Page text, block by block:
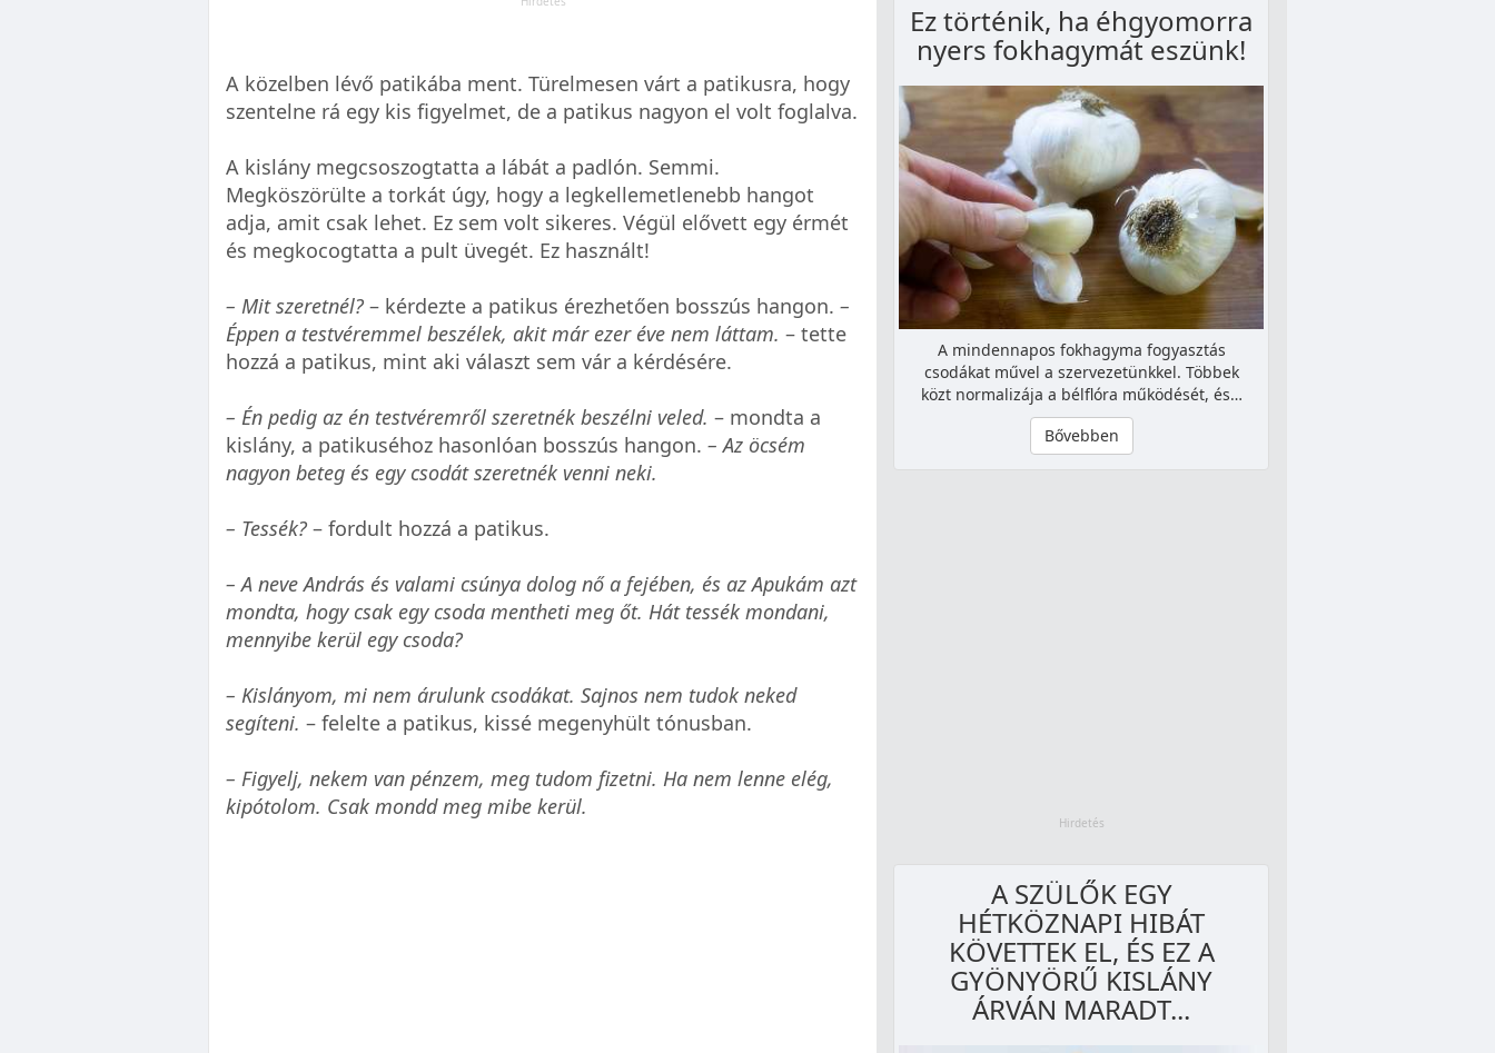
A közelben lévő patikába ment. Türelmesen várt a patikusra, hogy
szentelne rá egy kis figyelmet, de a patikus nagyon el volt foglalva.
A kislány megcsoszogtatta a lábát a padlón. Semmi.
Megköszörülte a torkát úgy, hogy a legkellemetlenebb hangot
adja, amit csak lehet. Ez sem volt sikeres. Végül elővett egy érmét
és megkocogtatta a pult üvegét. Ez használt!
– Mit szeretnél? – kérdezte a patikus érezhetően bosszús hangon. –
Éppen a testvéremmel beszélek, akit már ezer éve nem láttam. – tette
hozzá a patikus, mint aki választ sem vár a kérdésére.
– Én pedig az én testvéremről szeretnék beszélni veled. – mondta a
kislány, a patikuséhoz hasonlóan bosszús hangon. – Az öcsém
nagyon beteg és egy csodát szeretnék venni neki.
– Tessék? – fordult hozzá a patikus.
– A neve András és valami csúnya dolog nő a fejében, és az Apukám azt
mondta, hogy csak egy csoda mentheti meg őt. Hát tessék mondani,
mennyibe kerül egy csoda?
– Kislányom, mi nem árulunk csodákat. Sajnos nem tudok neked
segíteni. – felelte a patikus, kissé megenyhült tónusban.
– Figyelj, nekem van pénzem, meg tudom fizetni. Ha nem lenne elég,
kipótolom. Csak mondd meg mibe kerül.
Ez történik, ha éhgyomorra
nyers fokhagymát eszünk!
A mindennapos fokhagyma fogyasztás
csodákat művel a szervezetünkkel. Többek
közt normalizája a bélflóra működését, és…
Bővebben
A SZÜLŐK EGY
HÉTKÖZNAPI HIBÁT
KÖVETTEK EL, ÉS EZ A
GYÖNYÖRŰ KISLÁNY
ÁRVÁN MARADT...